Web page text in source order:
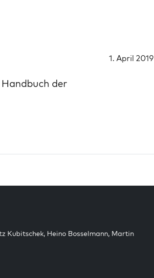
1. April 2019
der
Kubitschek, Heino Bosselmann, Martin